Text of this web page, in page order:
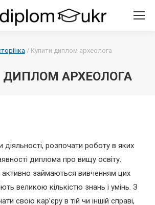
/ Купити диплом археолога
ДИПЛОМ АРХЕОЛОГА
діяльності, розпочати роботу в яких
диплома про вищу освіту.
активно займаються вивченням цих
великою кількістю знань і умінь. З
свою кар’єру в тій чи іншій справі,